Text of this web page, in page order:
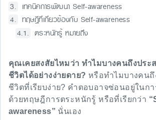
เทคนิคการพัฒนา Self-awareness
ทฤษฎีที่เกี่ยวข้องกับ Self-awareness
ตระหนักรู้ หมายถึง
คุณเคยสงสัยไหมว่า ทำไมบางคนถึงประ
ชีวิตได้อย่างง่ายดาย? หรือทำไมบางคน
ชีวิตที่เรียบง่าย? คำตอบอาจซ่อนอยู่ในกา
ด้วยทฤษฎีการตระหนักรู้ หรือที่เรียกว่า
awareness” นั่นเอง